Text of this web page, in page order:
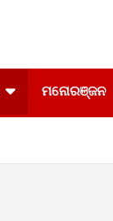
ମନୋରଞ୍ଜନ